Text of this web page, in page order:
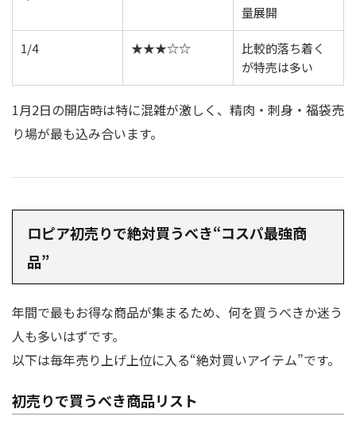
量展開
1/4 ★★★☆☆
比較的落ち着く
が特売は多い
1月2日の開店時は特に混雑が激しく、精肉・刺身・福袋売
り場が最も込み合います。
ロピア初売りで絶対買うべき“コスパ最強商
品”
年間で最もお得な商品が集まるため、何を買うべきか迷う
人も多いはずです。
以下は毎年売り上げ上位に入る“絶対買いアイテム”です。
初売りで買うべき商品リスト